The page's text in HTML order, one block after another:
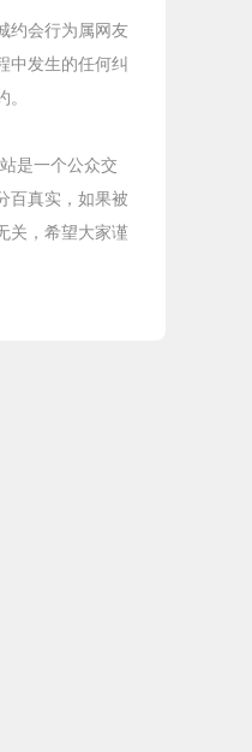
约会行为属网友
中发生的任何纠
是一个公众交
百真实，如果被
关，希望大家谨